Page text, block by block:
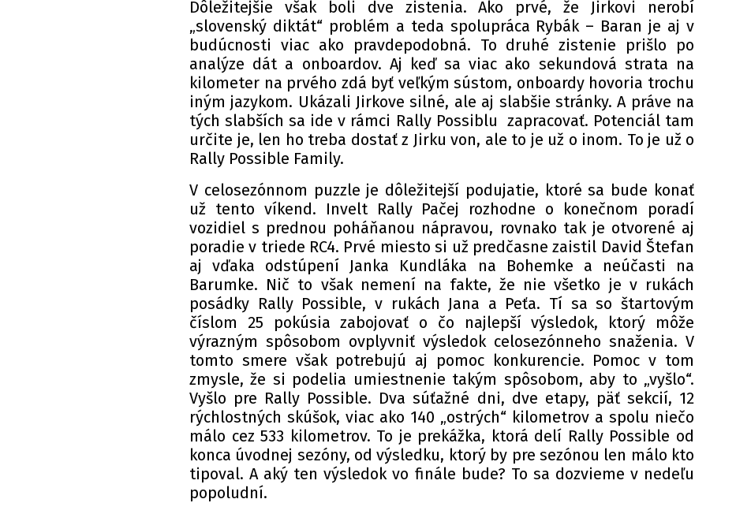
Dôležitejšie však boli dve zistenia. Ako prvé, že Jirkovi nerobí
„slovenský diktát“ problém a teda spolupráca Rybák – Baran je aj v
budúcnosti viac ako pravdepodobná. To druhé zistenie prišlo po
analýze dát a onboardov. Aj keď sa viac ako sekundová strata na
kilometer na prvého zdá byť veľkým sústom, onboardy hovoria trochu
iným jazykom. Ukázali Jirkove silné, ale aj slabšie stránky. A práve na
tých slabších sa ide v rámci Rally Possiblu zapracovať. Potenciál tam
určite je, len ho treba dostať z Jirku von, ale to je už o inom. To je už o
Rally Possible Family.
V celosezónnom puzzle je dôležitejší podujatie, ktoré sa bude konať
už tento víkend. Invelt Rally Pačej rozhodne o konečnom poradí
vozidiel s prednou poháňanou nápravou, rovnako tak je otvorené aj
poradie v triede RC4. Prvé miesto si už predčasne zaistil David Štefan
aj vďaka odstúpení Janka Kundláka na Bohemke a neúčasti na
Barumke. Nič to však nemení na fakte, že nie všetko je v rukách
posádky Rally Possible, v rukách Jana a Peťa. Tí sa so štartovým
číslom 25 pokúsia zabojovať o čo najlepší výsledok, ktorý môže
výrazným spôsobom ovplyvniť výsledok celosezónneho snaženia. V
tomto smere však potrebujú aj pomoc konkurencie. Pomoc v tom
zmysle, že si podelia umiestnenie takým spôsobom, aby to „vyšlo“.
Vyšlo pre Rally Possible. Dva súťažné dni, dve etapy, päť sekcií, 12
rýchlostných skúšok, viac ako 140 „ostrých“ kilometrov a spolu niečo
málo cez 533 kilometrov. To je prekážka, ktorá delí Rally Possible od
konca úvodnej sezóny, od výsledku, ktorý by pre sezónou len málo kto
tipoval. A aký ten výsledok vo finále bude? To sa dozvieme v nedeľu
popoludní.